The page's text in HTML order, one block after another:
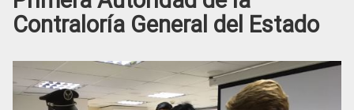
Social
Contraloría General del Estado